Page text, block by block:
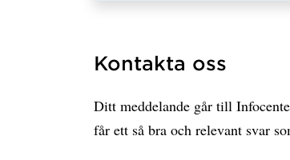
Kontakta oss
Ditt meddelande går till
får ett så bra och relevant svar